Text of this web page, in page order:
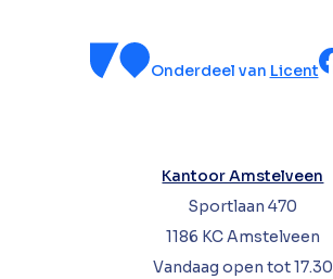
Onderdeel van Licent
Kantoor Amstelveen
Sportlaan 470
1186 KC Amstelveen
Vandaag open tot 17.30